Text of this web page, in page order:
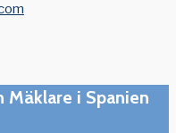
Mäklare i Spanien